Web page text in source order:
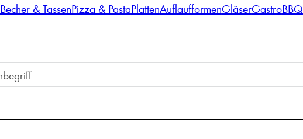
Becher & TassenPizza & PastaPlattenAuflaufformenGläserGastroBBQ